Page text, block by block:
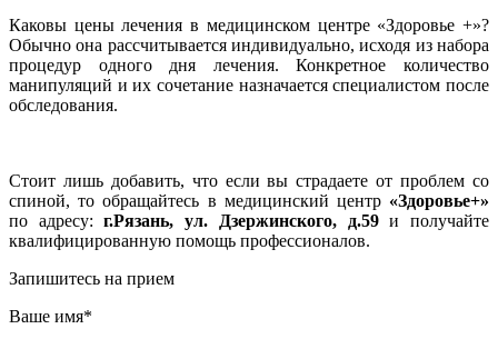
Каковы цены лечения в медицинском центре «Здоровье +»?
Обычно она рассчитывается индивидуально, исходя из набора
процедур одного дня лечения. Конкретное количество
манипуляций и их сочетание назначается специалистом после
обследования.
Стоит лишь добавить, что если вы страдаете от проблем со
спиной, то обращайтесь в медицинский центр «Здоровье+»
по адресу:г.Рязань, ул. Дзержинского, д.59и получайте
квалифицированную помощь профессионалов.
Запишитесь на прием
Ваше имя*